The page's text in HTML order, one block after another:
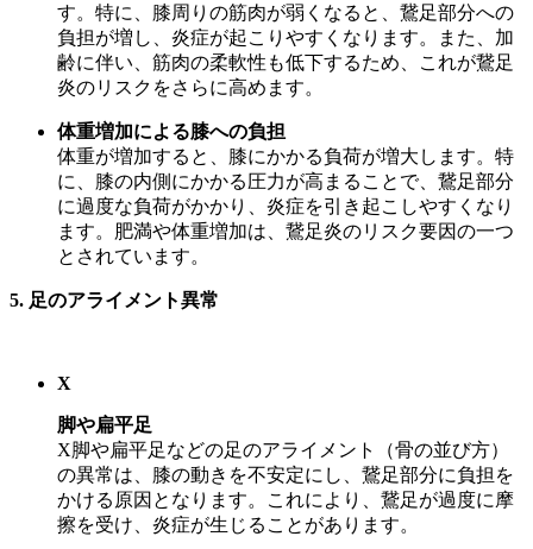
す。特に、膝周りの筋肉が弱くなると、鵞足部分への
負担が増し、炎症が起こりやすくなります。また、加
齢に伴い、筋肉の柔軟性も低下するため、これが鵞足
炎のリスクをさらに高めます。
体重増加による膝への負担
体重が増加すると、膝にかかる負荷が増大します。特
に、膝の内側にかかる圧力が高まることで、鵞足部分
に過度な負荷がかかり、炎症を引き起こしやすくなり
ます。肥満や体重増加は、鵞足炎のリスク要因の一つ
とされています。
5. 足のアライメント異常
X
脚や扁平足
X脚や扁平足などの足のアライメント（骨の並び方）
の異常は、膝の動きを不安定にし、鵞足部分に負担を
かける原因となります。これにより、鵞足が過度に摩
擦を受け、炎症が生じることがあります。